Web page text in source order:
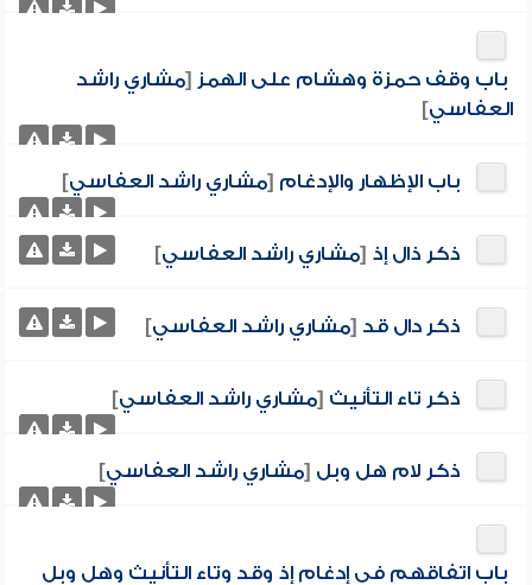
باب وقف حمزة وهشام على الهمز [مشاري راشد
العفاسي]
باب الإظهار والإدغام [مشاري راشد العفاسي]
ذكر ذال إذ [مشاري راشد العفاسي]
ذكر دال قد [مشاري راشد العفاسي]
ذكر تاء التأنيث [مشاري راشد العفاسي]
ذكر لام هل وبل [مشاري راشد العفاسي]
باب اتفاقهم في إدغام إذ وقد وتاء التأنيث وهل وبل